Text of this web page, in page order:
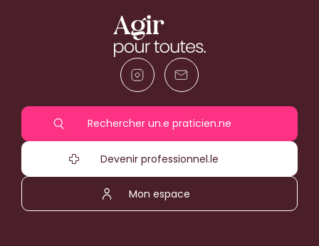
Rechercher un.e praticien.ne
Devenir professionnel.le
Mon espace